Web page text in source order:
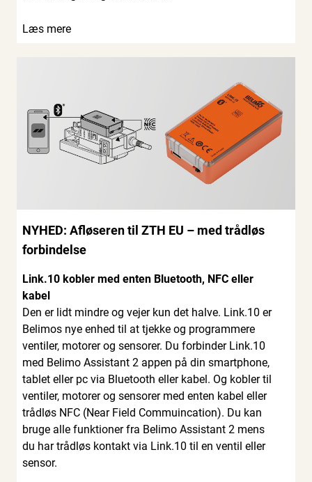
Læs mere
NYHED: Afløseren til ZTH EU – med trådløs
forbindelse
Link.10 kobler med enten Bluetooth, NFC eller
kabel
Den er lidt mindre og vejer kun det halve. Link.10 er
Belimos nye enhed til at tjekke og programmere
ventiler, motorer og sensorer. Du forbinder Link.10
med Belimo Assistant 2 appen på din smartphone,
tablet eller pc via Bluetooth eller kabel. Og kobler til
ventiler, motorer og sensorer med enten kabel eller
trådløs NFC (Near Field Commuincation). Du kan
bruge alle funktioner fra Belimo Assistant 2 mens
du har trådløs kontakt via Link.10 til en ventil eller
sensor.